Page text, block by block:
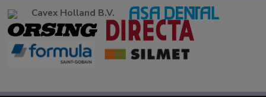
Cavex Holland B.V.